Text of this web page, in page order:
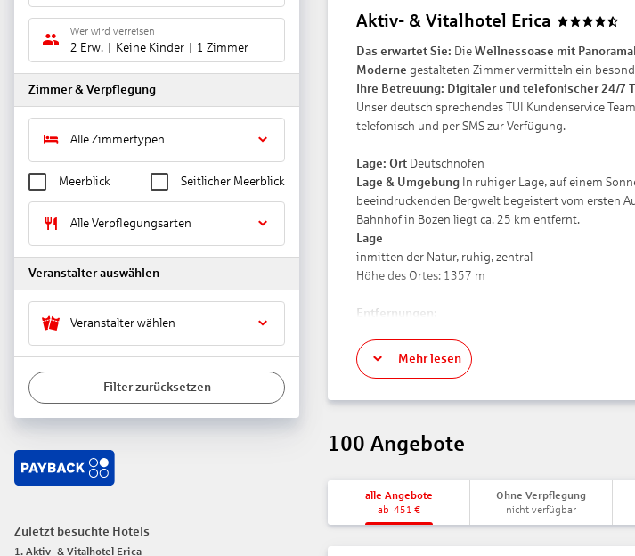
Aktiv- & Vitalhotel Erica
Das erwartet Sie: Die Wellnessoase mit
Moderne gestalteten Zimmer vermitteln ein
Ihre Betreuung: Digitaler und telefonischer 24/7
Unser deutsch sprechendes TUI Kundenservice
telefonisch und per SMS zur Verfügung.
Lage: Ort Deutschnofen
Lage & Umgebung In ruhiger Lage, auf einem
beeindruckenden Bergwelt begeistert vom ersten
Bahnhof in Bozen liegt ca. 25 km entfernt.
Lage
inmitten der Natur, ruhig, zentral
Höhe des Ortes: 1357 m
Entfernungen:
Stadtzentrum/Ortszentrum Deutschnofen ca. 500 m
Bahnhof Bozen ca. 25 km
Kurtaxe/Ökotaxe/Touristensteuer zahlbar vor Ort:
Check-out Zeit bis 11:00 Uhr
Rezeption
Lift
Mehr lesen
100 Angebote
alle Angebote
ab 451 €
Ohne Verpflegung
nicht verfügbar
Wer wird verreisen
2 Erw. Keine Kinder 1 Zimmer
Zimmer & Verpflegung
Alle Zimmertypen
Meerblick Seitlicher Meerblick
Alle Verpflegungsarten
Veranstalter auswählen
Veranstalter wählen
Filter zurücksetzen
Zuletzt besuchte Hotels
1. Aktiv- & Vitalhotel Erica